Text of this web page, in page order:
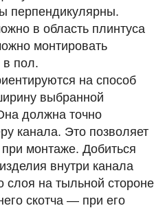
перпендикулярны.
в область плинтуса
монтировать
в пол.
на способ
выбранной
должна точно
канала. Это позволяет
монтаже. Добиться
внутри канала
слоя на тыльной стороне
скотча — при его